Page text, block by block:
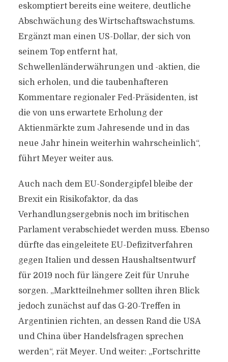
eskomptiert bereits eine weitere, deutliche
Abschwächung des Wirtschaftswachstums.
Ergänzt man einen US-Dollar, der sich von
seinem Top entfernt hat,
Schwellenländerwährungen und -aktien, die
sich erholen, und die taubenhafteren
Kommentare regionaler Fed-Präsidenten, ist
die von uns erwartete Erholung der
Aktienmärkte zum Jahresende und in das
neue Jahr hinein weiterhin wahrscheinlich“,
führt Meyer weiter aus.
Auch nach dem EU-Sondergipfel bleibe der
Brexit ein Risikofaktor, da das
Verhandlungsergebnis noch im britischen
Parlament verabschiedet werden muss. Ebenso
dürfte das eingeleitete EU-Defizitverfahren
gegen Italien und dessen Haushaltsentwurf
für 2019 noch für längere Zeit für Unruhe
sorgen. „Marktteilnehmer sollten ihren Blick
jedoch zunächst auf das G-20-Treffen in
Argentinien richten, an dessen Rand die USA
und China über Handelsfragen sprechen
werden“, rät Meyer. Und weiter: „Fortschritte